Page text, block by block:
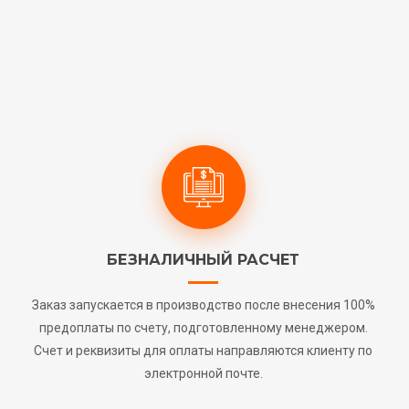
БЕЗНАЛИЧНЫЙ РАСЧЕТ
Заказ запускается в производство после внесения 100%
предоплаты по счету, подготовленному менеджером.
Счет и реквизиты для оплаты направляются клиенту по
электронной почте.